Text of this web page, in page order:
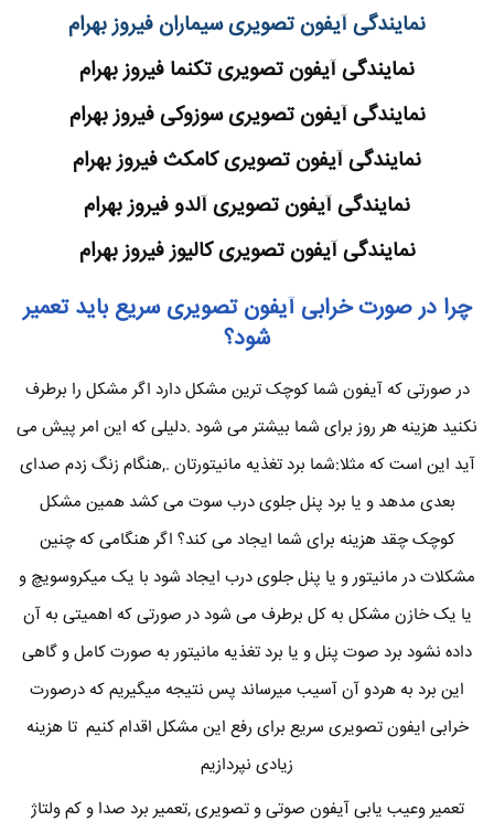
نمایندگی آیفون تصویری سیماران فیروز بهرام
نمایندگی آیفون تصویری تکنما فیروز بهرام
نمایندگی آیفون تصویری سوزوکی فیروز بهرام
نمایندگی آیفون تصویری کامکث فیروز بهرام
نمایندگی آیفون تصویری آلدو فیروز بهرام
نمایندگی آیفون تصویری کالیوز فیروز بهرام
چرا در صورت خرابی آیفون تصویری سریع باید تعمیر
شود؟
در صورتی که آیفون شما کوچک ترین مشکل دارد اگر مشکل را برطرف
نکنید هزینه هر روز برای شما بیشتر می شود .دلیلی که این امر پیش می
آید این است که مثلا:شما برد تغذیه مانیتورتان .,هنگام زنگ زدم صدای
بعدی مدهد و یا برد پنل جلوی درب سوت می کشد همین مشکل
کوچک چقد هزینه برای شما ایجاد می کند؟ اگر هنگامی که چنین
مشکلات در مانیتور و یا پنل جلوی درب ایجاد شود با یک میکروسویچ و
یا یک خازن مشکل به کل برطرف می شود در صورتی که اهمیتی به آن
داده نشود برد صوت پنل و یا برد تغذیه مانیتور به صورت کامل و گاهی
این برد به هردو آن آسیب میرساند پس نتیجه میگیریم که درصورت
خرابی ایفون تصویری سریع برای رفع این مشکل اقدام کنیم تا هزینه
زیادی نپردازیم
تعمیر وعیب یابی آیفون صوتی و تصویری ,تعمیر برد صدا و کم ولتاژ